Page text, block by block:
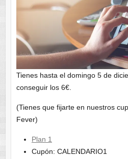
Tienes hasta el domingo 5 de
conseguir los 6€.
(Tienes que fijarte en nuestros
Fever)
Plan 1
Cupón: CALENDARIO1